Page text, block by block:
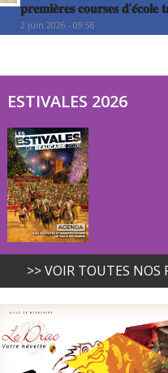
𝐩𝐫𝐞𝐦𝐢𝐞̀𝐫𝐞𝐬 𝐜𝐨𝐮𝐫𝐬𝐞𝐬 𝐝’𝐞́𝐜𝐨𝐥𝐞
2 juin 2026 - 09:56
ESTIVALES 2026
>> VOIR TOUTES NOS